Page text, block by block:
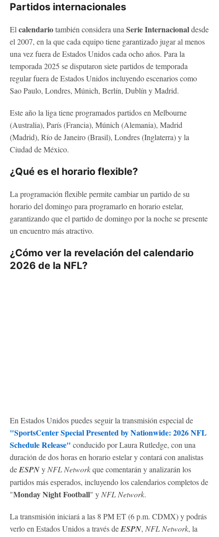
Partidos internacionales
El calendariotambién considera una Serie Internacionaldesde
el 2007, en la que cada equipo tiene garantizado jugar al menos
una vez fuera de Estados Unidos cada ocho años. Para la
temporada 2025 se disputaron siete partidos de temporada
regular fuera de Estados Unidos incluyendo escenarios como
Sao Paulo, Londres, Múnich, Berlín, Dublín y Madrid.
Este año la liga tiene programados partidos en Melbourne
(Australia), París (Francia), Múnich (Alemania), Madrid
(Madrid), Río de Janeiro (Brasil), Londres (Inglaterra) y la
Ciudad de México.
¿Qué es el horario flexible?
La programación flexible permite cambiar un partido de su
horario del domingo para programarlo en horario estelar,
garantizando que el partido de domingo por la noche se presente
un encuentro más atractivo.
¿Cómo ver la revelación del calendario
2026 de la NFL?
En Estados Unidos puedes seguir la transmisión especial de
"SportsCenter Special Presented by Nationwide: 2026 NFL
Schedule Release" conducido por Laura Rutledge, con una
duración de dos horas en horario estelar y contará con analistas
deESPNy NFL Networkque comentarán y analizarán los
partidos más esperados, incluyendo los calendarios completos de
"Monday Night Football" y NFL Network.
La transmisión iniciará a las 8 PM ET (6 p.m. CDMX) y podrás
verlo en Estados Unidos a través deESPN, NFL Network, la